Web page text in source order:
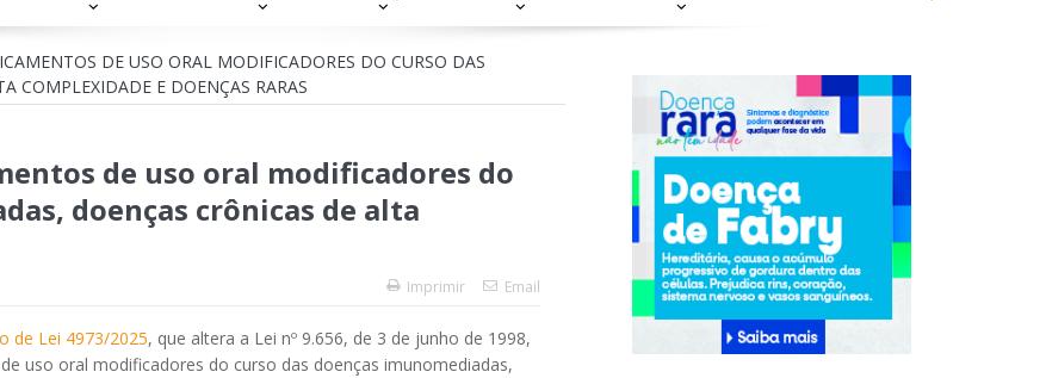
DE USO ORAL MODIFICADORES DO CURSO DAS
COMPLEXIDADE E DOENÇAS RARAS
de uso oral modificadores do
doenças crônicas de alta
Imprimir Email
de Lei 4973/2025, que altera a Lei nº 9.656, de 3 de junho de 1998,
uso oral modificadores do curso das doenças imunomediadas,